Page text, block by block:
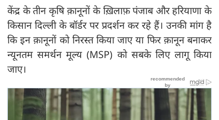
केंद्र के तीन कृषि क़ानूनों के ख़िलाफ़ पंजाब और हरियाणा के
किसान दिल्ली के बॉर्डर पर प्रदर्शन कर रहे हैं। उनकी मांग है
कि इन क़ानूनों को निरस्त किया जाए या फिर क़ानून बनाकर
न्यूनतम समर्थन मूल्य (MSP) को सबके लिए लागू किया
जाए।